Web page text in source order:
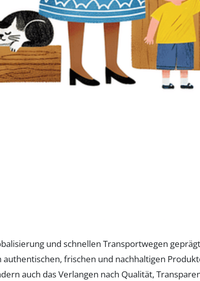
und schnellen Transportwegen
authentischen, frischen und nachhaltigen
auch das Verlangen nach Qualität,